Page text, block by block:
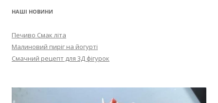
НАШІ НОВИНИ
Печиво Смак літа
Малиновий пиріг на йогурті
Смачний рецепт для 3Д фігурок